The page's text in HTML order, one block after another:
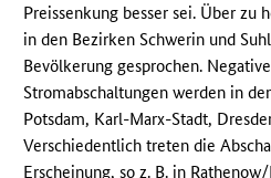
Preissenkung besser sei. Über zu
in den Bezirken Schwerin und
Bevölkerung gesprochen.
Stromabschaltungen werden in
Potsdam, Karl-Marx-Stadt,
Verschiedentlich treten die
Erscheinung, so z. B. in